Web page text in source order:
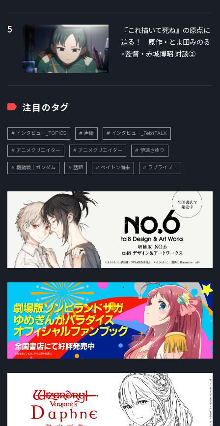
5
『これ描いて死ね』の原点に
迫る！ 原作・とよ田みのる
×監督・赤城博昭 対談②
注目のタグ
インタビュー_TOPICS 声優 インタビュー_FebriTALK
アニメクリエイター アニメクリエイター 伊達さゆり
機動戦士ガンダム 話題 ペイトン尚未 ラブライブ！